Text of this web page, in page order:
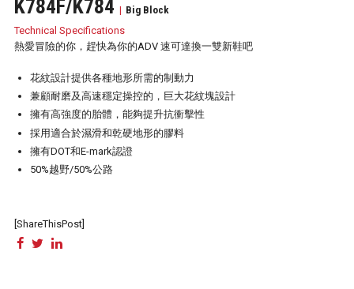
K784F/K784
Big Block
Technical Specifications
熱愛冒險的你，趕快為你的ADV 速可達換一雙新鞋吧
花紋設計提供各種地形所需的制動力
兼顧耐磨及高速穩定操控的，巨大花紋塊設計
擁有高強度的胎體，能夠提升抗衝擊性
採用適合於濕滑和乾硬地形的膠料
擁有DOT和E-mark認證
50%越野/50%公路
[ShareThisPost]